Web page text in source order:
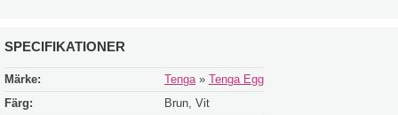
SPECIFIKATIONER
Märke: Tenga » Tenga Egg
Färg:
Brun, Vit